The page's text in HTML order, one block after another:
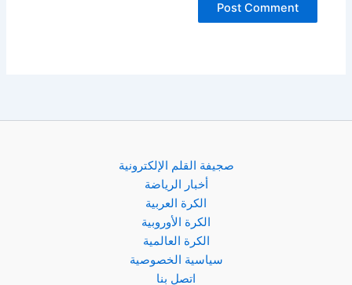
صجيفة القلم الإلكترونية
أخبار الرياضة
الكرة العربية
الكرة الأوروبية
الكرة العالمية
سياسية الخصوصية
اتصل بنا